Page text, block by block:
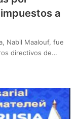
a
Nabil Maalouf, fue
directivos de…